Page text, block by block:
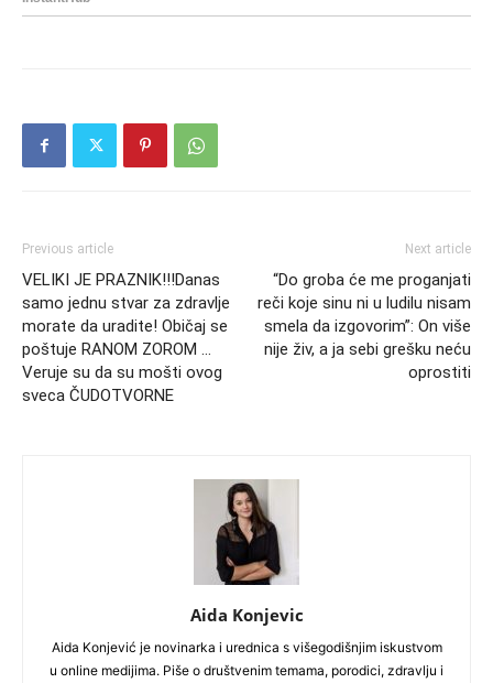
Previous article
VELIKI JE PRAZNIK!!!Danas
samo jednu stvar za zdravlje
morate da uradite! Običaj se
poštuje RANOM ZOROM …
Veruje su da su mošti ovog
sveca ČUDOTVORNE
Next article
“Do groba će me proganjati
reči koje sinu ni u ludilu nisam
smela da izgovorim”: On više
nije živ, a ja sebi grešku neću
oprostiti
Aida Konjevic
Aida Konjević je novinarka i urednica s višegodišnjim iskustvom
u online medijima. Piše o društvenim temama, porodici, zdravlju i